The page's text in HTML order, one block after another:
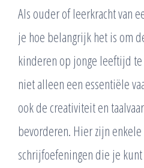
Als ouder of leerkracht van
je hoe belangrijk het is om
kinderen op jonge leeftijd
niet alleen een essentiële
ook de creativiteit en
bevorderen. Hier zijn
schrijfoefeningen die je